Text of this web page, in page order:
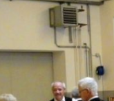
2023
2022